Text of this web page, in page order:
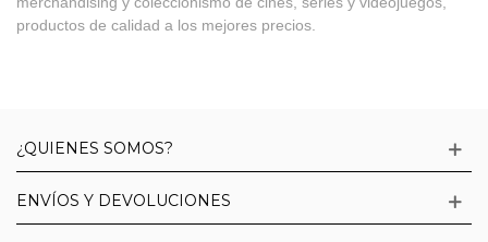
productos de calidad a los mejores precios.
¿QUIENES SOMOS?
ENVÍOS Y DEVOLUCIONES